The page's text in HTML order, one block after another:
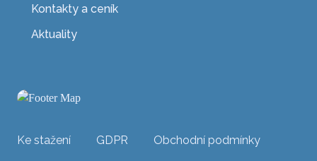
Kontakty a ceník
Aktuality
Ke stažení GDPR Obchodní podmínky